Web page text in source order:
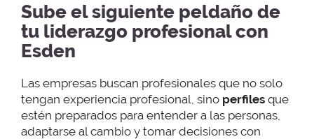
Sube el siguiente peldaño de
tu liderazgo profesional con
Esden
Las empresas buscan profesionales que no solo
tengan experiencia profesional, sino perfiles que
estén preparados para entender a las personas,
adaptarse al cambio y tomar decisiones con